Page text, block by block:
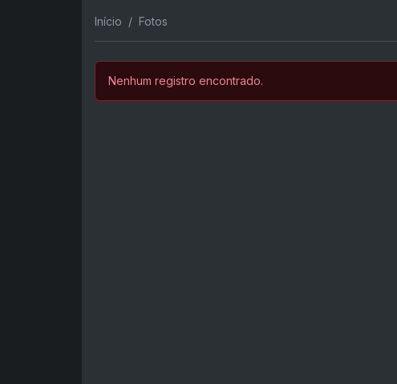
Início Fotos
Nenhum registro encontrado.